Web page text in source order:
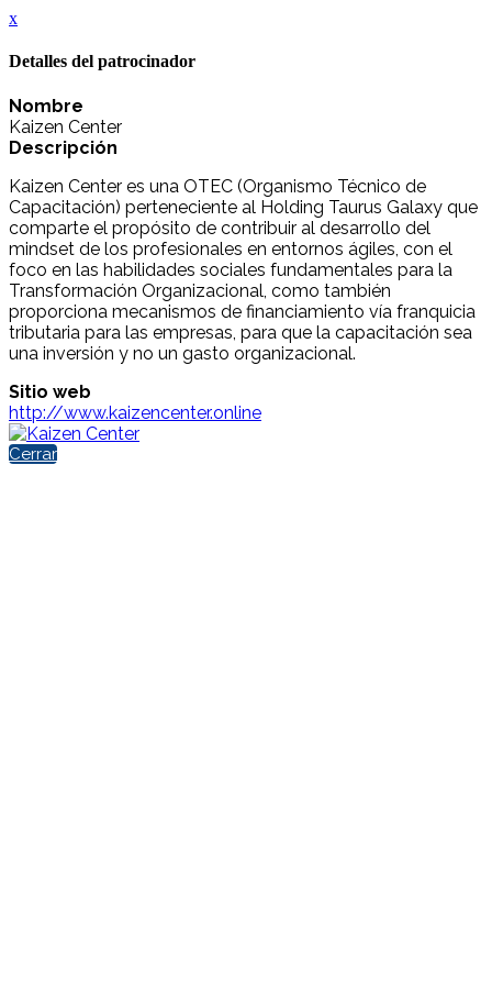
x
Detalles del patrocinador
Nombre
Kaizen Center
Descripción
Kaizen Center es una OTEC (Organismo Técnico de
Capacitación) perteneciente al Holding Taurus Galaxy que
comparte el propósito de contribuir al desarrollo del
mindset de los profesionales en entornos ágiles, con el
foco en las habilidades sociales fundamentales para la
Transformación Organizacional, como también
proporciona mecanismos de financiamiento vía franquicia
tributaria para las empresas, para que la capacitación sea
una inversión y no un gasto organizacional.
Sitio web
http://www.kaizencenter.online
Cerrar